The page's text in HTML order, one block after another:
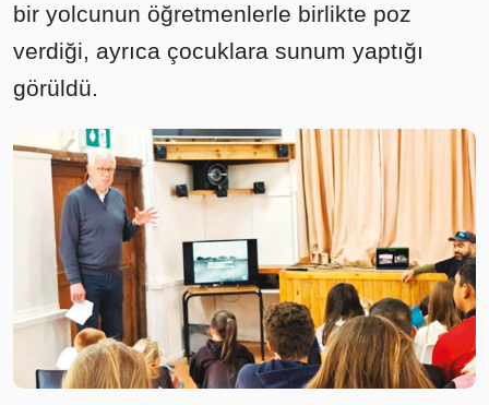
bir yolcunun öğretmenlerle birlikte poz
verdiği, ayrıca çocuklara sunum yaptığı
görüldü.